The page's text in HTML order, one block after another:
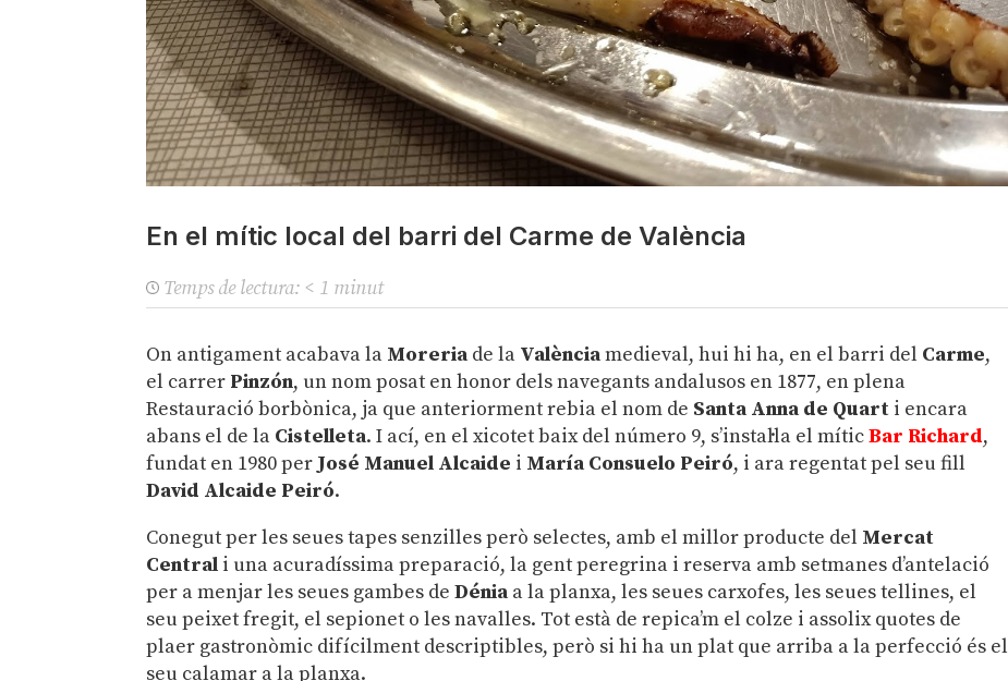
En el mític local del barri del Carme de València
Temps de lectura: < 1 minut
On antigament acabava la Moreria de la Valènciamedieval, hui hi ha, en el barri del Carme,
el carrer Pinzón, un nom posat en honor dels navegants andalusos en 1877, en plena
Restauració borbònica, ja que anteriorment rebia el nom de Santa Anna de Quart i encara
abans el de la Cistelleta. I ací, en el xicotet baix del número 9, s’instal·la el míticBar Richard,
fundat en 1980 per José Manuel Alcaide i María Consuelo Peiró, i ara regentat pel seu fill
David Alcaide Peiró.
Conegut per les seues tapes senzilles però selectes, amb el millor producte del Mercat
Central i una acuradíssima preparació, la gent peregrina i reserva amb setmanes d’antelació
per a menjar les seues gambes deDénia a la planxa, les seues carxofes, les seues tellines, el
seu peixet fregit, el sepionet o les navalles. Tot està de repica’m el colze i assolix quotes de
plaer gastronòmic difícilment descriptibles, però si hi ha un plat que arriba a la perfecció és el
seu calamar a la planxa.